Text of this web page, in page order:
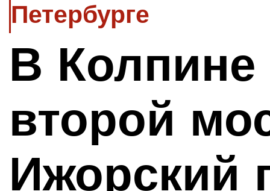
Петербурге
В
второй
Ижорский